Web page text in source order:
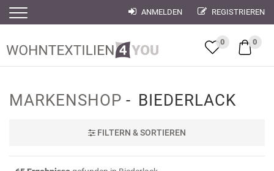
ANMELDEN REGISTRIEREN
0 0
MARKENSHOP BIEDERLACK
FILTERN & SORTIEREN
Filter
Filter